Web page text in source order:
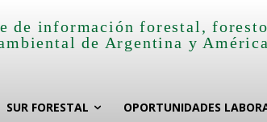
de información forestal,
de Argentina y
SUR FORESTAL OPORTUNIDADES